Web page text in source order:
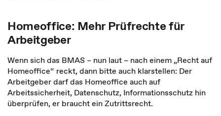
Homeoffice: Mehr Prüfrechte für
Arbeitgeber
Wenn sich das BMAS – nun laut – nach einem „Recht auf
Homeoffice“ reckt, dann bitte auch klarstellen: Der
Arbeitgeber darf das Homeoffice auch auf
Arbeitssicherheit, Datenschutz, Informationsschutz hin
überprüfen, er braucht ein Zutrittsrecht.